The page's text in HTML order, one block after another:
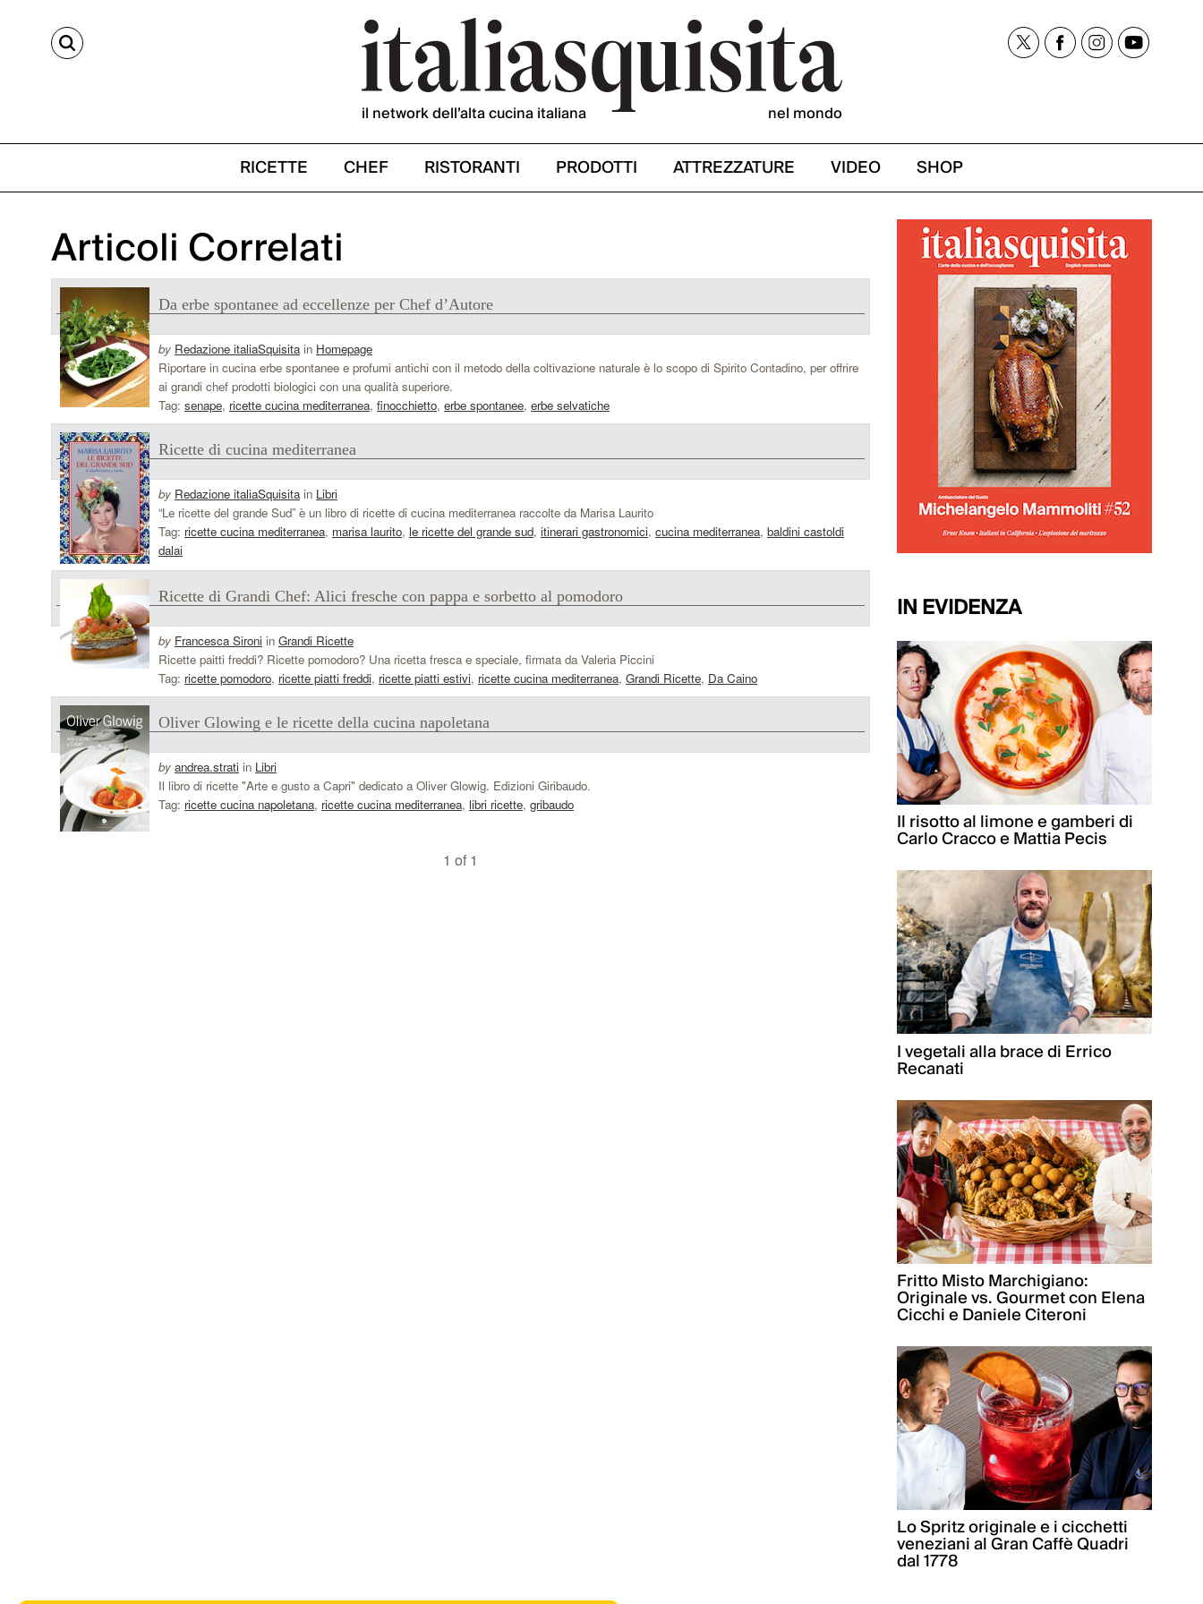
CERCA
il network dell’alta cucina italiana nel mondo
RICETTE CHEF RISTORANTI PRODOTTI ATTREZZATURE VIDEO SHOP
Articoli Correlati
Da erbe spontanee ad eccellenze per Chef d’Autore
by Redazione italiaSquisitain Homepage
Riportare in cucina erbe spontanee e profumi antichi con il metodo della coltivazione naturale è lo scopo di Spirito Contadino, per offrire
ai grandi chef prodotti biologici con una qualità superiore.
Tag: senape, ricette cucina mediterranea, finocchietto, erbe spontanee, erbe selvatiche
Ricette di cucina mediterranea
by Redazione italiaSquisitain Libri
“Le ricette del grande Sud” è un libro di ricette di cucina mediterranea raccolte da Marisa Laurito
Tag: ricette cucina mediterranea, marisa laurito, le ricette del grande sud, itinerari gastronomici, cucina mediterranea, baldini castoldi
dalai
Ricette di Grandi Chef: Alici fresche con pappa e sorbetto al pomodoro
by Francesca Sironi in Grandi Ricette
Ricette paitti freddi? Ricette pomodoro? Una ricetta fresca e speciale, firmata da Valeria Piccini
Tag: ricette pomodoro, ricette piatti freddi, ricette piatti estivi, ricette cucina mediterranea, Grandi Ricette, Da Caino
Oliver Glowing e le ricette della cucina napoletana
by andrea.strati in Libri
Il libro di ricette "Arte e gusto a Capri" dedicato a Oliver Glowig. Edizioni Giribaudo.
Tag: ricette cucina napoletana, ricette cucina mediterranea, libri ricette, gribaudo
1 of 1
IN EVIDENZA
Il risotto al limone e gamberi di
Carlo Cracco e Mattia Pecis
I vegetali alla brace di Errico
Recanati
Fritto Misto Marchigiano:
Originale vs. Gourmet con Elena
Cicchi e Daniele Citeroni
Lo Spritz originale e i cicchetti
veneziani al Gran Caffè Quadri
dal 1778